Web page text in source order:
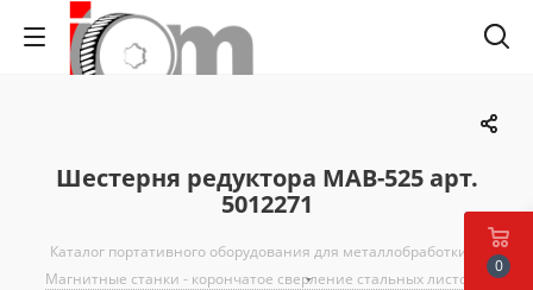
Шестерня редуктора MAB-525 арт.
5012271
Каталог портативного оборудования для металлобработки
Магнитные станки - корончатое сверление стальных листов и
0